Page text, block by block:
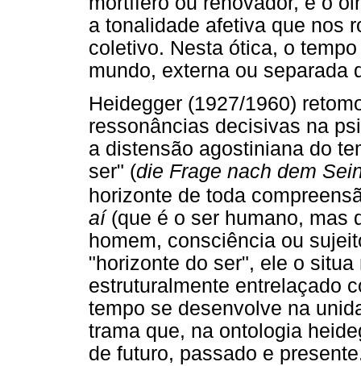
a tonalidade afetiva que nos
coletivo. Nesta ótica, o
mundo, externa ou separada
Heidegger (1927/1960)
ressonâncias decisivas na
a distensão agostiniana do
ser" (die Frage nach dem
horizonte de toda
aí(que é o ser humano, mas
homem, consciência ou
"horizonte do ser", ele o
estruturalmente entrelaçado
tempo se desenvolve na
trama que, na ontologia
de futuro, passado e